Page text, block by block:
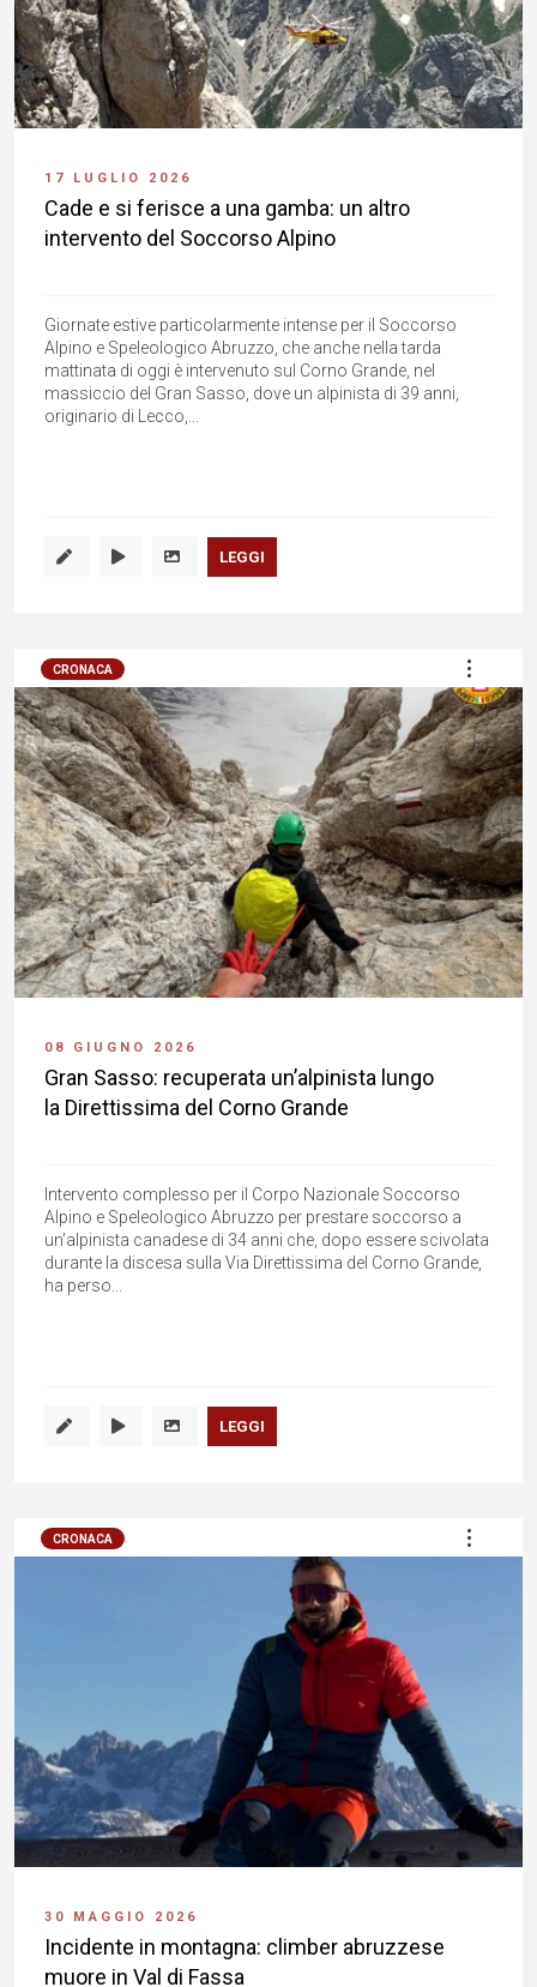
17 LUGLIO 2026
Cade e si ferisce a una gamba: un altro
intervento del Soccorso Alpino
Giornate estive particolarmente intense per il Soccorso
Alpino e Speleologico Abruzzo, che anche nella tarda
mattinata di oggi è intervenuto sul Corno Grande, nel
massiccio del Gran Sasso, dove un alpinista di 39 anni,
originario di Lecco,...
LEGGI
CRONACA
08 GIUGNO 2026
Gran Sasso: recuperata un’alpinista lungo
la Direttissima del Corno Grande
Intervento complesso per il Corpo Nazionale Soccorso
Alpino e Speleologico Abruzzo per prestare soccorso a
un’alpinista canadese di 34 anni che, dopo essere scivolata
durante la discesa sulla Via Direttissima del Corno Grande,
ha perso...
LEGGI
CRONACA
30 MAGGIO 2026
Incidente in montagna: climber abruzzese
muore in Val di Fassa